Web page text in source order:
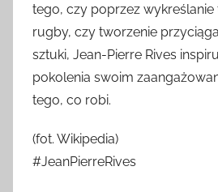
tego, czy poprzez wykreślanie
rugby, czy tworzenie
sztuki, Jean-Pierre Rives
pokolenia swoim
tego, co robi.
(fot. Wikipedia)
#JeanPierreRives